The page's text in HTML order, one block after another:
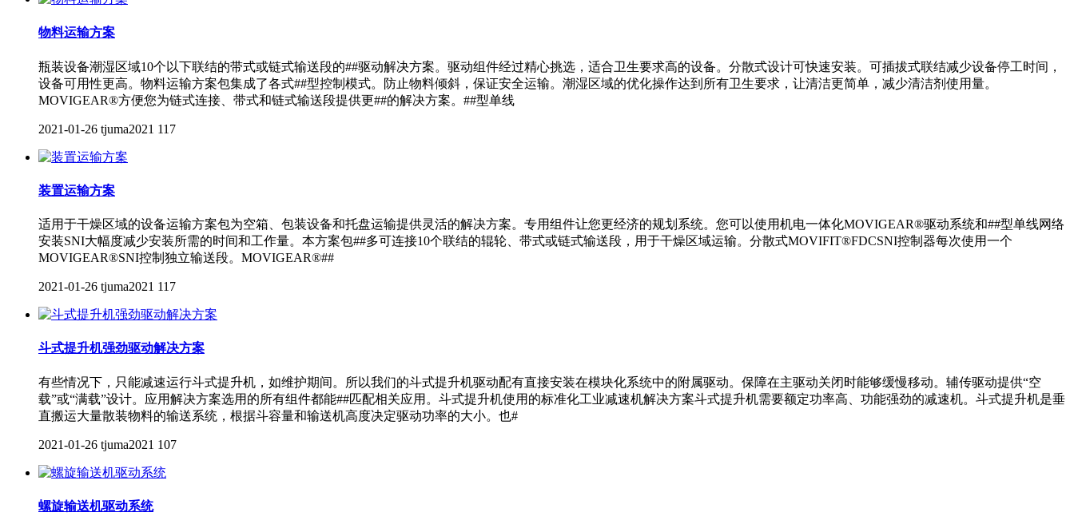
物料运输方案
瓶装设备潮湿区域10个以下联结的带式或链式输送段的##驱动解决方案。驱动组件经过精心挑选，适合卫生要求高的设备。分散式设计可快速安装。可插拔式联结减少设备停工时间，
设备可用性更高。物料运输方案包集成了各式##型控制模式。防止物料倾斜，保证安全运输。潮湿区域的优化操作达到所有卫生要求，让清洁更简单，减少清洁剂使用量。
MOVIGEAR®方便您为链式连接、带式和链式输送段提供更##的解决方案。##型单线
2021-01-26 tjuma2021 117
装置运输方案
适用于干燥区域的设备运输方案包为空箱、包装设备和托盘运输提供灵活的解决方案。专用组件让您更经济的规划系统。您可以使用机电一体化MOVIGEAR®驱动系统和##型单线网络
安装SNI大幅度减少安装所需的时间和工作量。本方案包##多可连接10个联结的辊轮、带式或链式输送段，用于干燥区域运输。分散式MOVIFIT®FDCSNI控制器每次使用一个
MOVIGEAR®SNI控制独立输送段。MOVIGEAR®##
2021-01-26 tjuma2021 117
斗式提升机强劲驱动解决方案
有些情况下，只能减速运行斗式提升机，如维护期间。所以我们的斗式提升机驱动配有直接安装在模块化系统中的附属驱动。保障在主驱动关闭时能够缓慢移动。辅传驱动提供“空
载”或“满载”设计。应用解决方案选用的所有组件都能##匹配相关应用。斗式提升机使用的标准化工业减速机解决方案斗式提升机需要额定功率高、功能强劲的减速机。斗式提升机是垂
直搬运大量散装物料的输送系统，根据斗容量和输送机高度决定驱动功率的大小。也#
2021-01-26 tjuma2021 107
螺旋输送机驱动系统